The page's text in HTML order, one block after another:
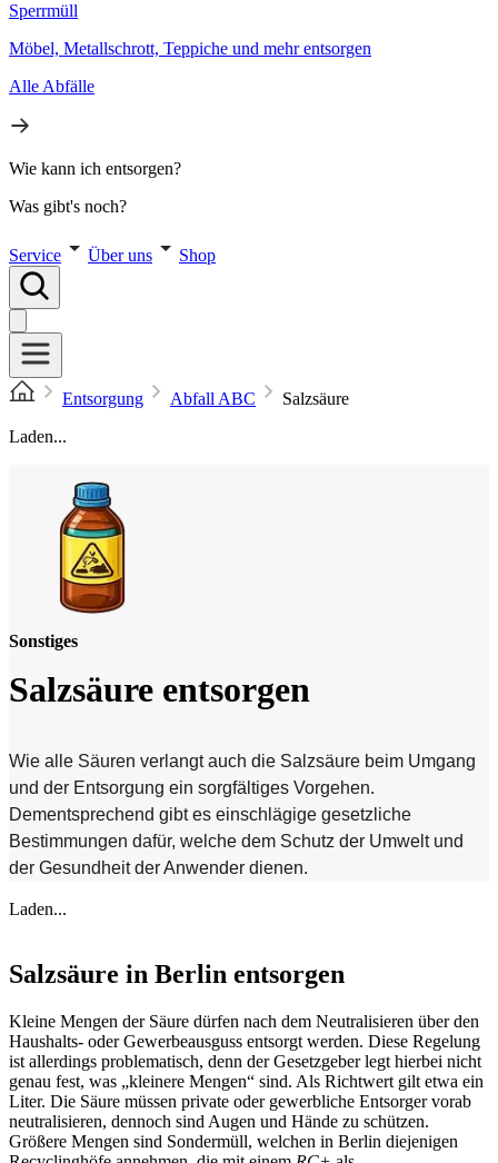
Sperrmüll
Möbel, Metallschrott, Teppiche und mehr entsorgen
Alle Abfälle
Wie kann ich entsorgen?
Was gibt's noch?
Service Über uns Shop
Entsorgung Abfall ABC
Salzsäure
Laden...
Sonstiges
Salzsäure entsorgen
Wie alle Säuren verlangt auch die Salzsäure beim Umgang
und der Entsorgung ein sorgfältiges Vorgehen.
Dementsprechend gibt es einschlägige gesetzliche
Bestimmungen dafür, welche dem Schutz der Umwelt und
der Gesundheit der Anwender dienen.
Laden...
Salzsäure in Berlin entsorgen
Kleine Mengen der Säure dürfen nach dem Neutralisieren über den
Haushalts- oder Gewerbeausguss entsorgt werden. Diese Regelung
ist allerdings problematisch, denn der Gesetzgeber legt hierbei nicht
genau fest, was „kleinere Mengen“ sind. Als Richtwert gilt etwa ein
Liter. Die Säure müssen private oder gewerbliche Entsorger vorab
neutralisieren, dennoch sind Augen und Hände zu schützen.
Größere Mengen sind Sondermüll, welchen in Berlin diejenigen